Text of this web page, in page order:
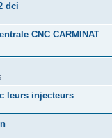
dci
CNC CARMINAT
leurs injecteurs